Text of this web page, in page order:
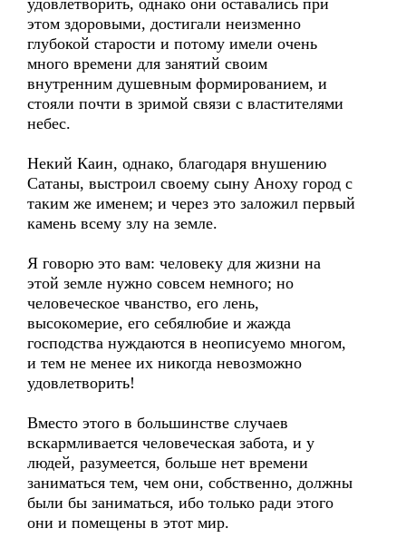
удовлетворить, однако они оставались при
этом здоровыми, достигали неизменно
глубокой старости и потому имели очень
много времени для занятий своим
внутренним душевным формированием, и
стояли почти в зримой связи с властителями
небес.
Некий Каин, однако, благодаря внушению
Сатаны, выстроил своему сыну Аноху город с
таким же именем; и через это заложил первый
камень всему злу на земле.
Я говорю это вам: человеку для жизни на
этой земле нужно совсем немного; но
человеческое чванство, его лень,
высокомерие, его себялюбие и жажда
господства нуждаются в неописуемо многом,
и тем не менее их никогда невозможно
удовлетворить!
Вместо этого в большинстве случаев
вскармливается человеческая забота, и у
людей, разумеется, больше нет времени
заниматься тем, чем они, собственно, должны
были бы заниматься, ибо только ради этого
они и помещены в этот мир.